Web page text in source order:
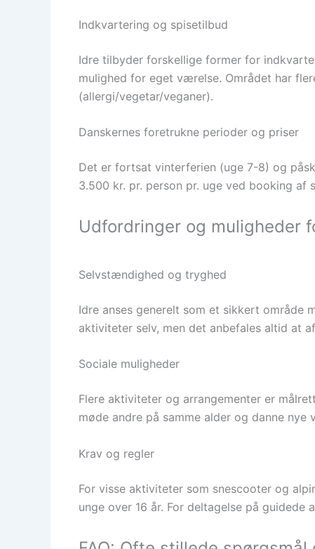
Indkvartering og spisetilbud
Idre tilbyder forskellige former for
mulighed for eget værelse. Området har
(allergi/vegetar/veganer).
Danskernes foretrukne perioder og priser
Det er fortsat vinterferien (uge 7-8) og
3.500 kr. pr. person pr. uge ved booking
Udfordringer og muligheder
Selvstændighed og tryghed
Idre anses generelt som et sikkert
aktiviteter selv, men det anbefales altid at
Sociale muligheder
Flere aktiviteter og arrangementer er
møde andre på samme alder og danne nye
Krav og regler
For visse aktiviteter som snescooter og
unge over 16 år. For deltagelse på